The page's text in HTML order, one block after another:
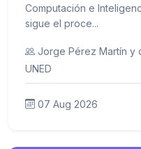
Computación e
sigue el proce...
Jorge Pérez Martín y
UNED
07 Aug 2026